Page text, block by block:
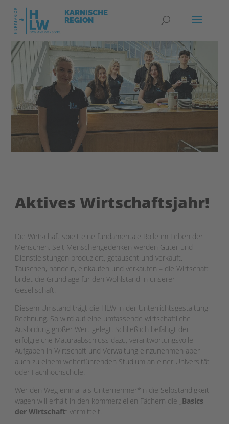
Aktives Wirtschaftsjahr!
Die Wirtschaft spielt eine fundamentale Rolle im Leben der
Menschen. Seit Menschengedenken werden Güter und
Dienstleistungen produziert, getauscht und verkauft.
Tauschen, handeln, einkaufen und verkaufen – die Wirtschaft
bildet die Grundlage für den Wohlstand in unserer
Gesellschaft.
Diesem Umstand trägt die HLW in der Unterrichtsgestaltung
Rechnung. So wird auf eine umfassende wirtschaftliche
Ausbildung großer Wert gelegt. Schließlich befähigt der
erfolgreiche Maturaabschluss dazu, verantwortungsvolle
Aufgaben in Wirtschaft und Verwaltung einzunehmen aber
auch zu einem weiterführenden Studium an einer Universität
oder Fachhochschule.
Wer den Weg einmal als Unternehmer*in die Selbständigkeit
wagen will erhält in den kommerziellen Fächern die „Basics
der Wirtschaft“ vermittelt.